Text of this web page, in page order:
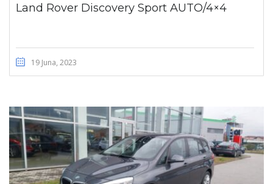
Land Rover Discovery Sport AUTO/4×4
19 Juna, 2023